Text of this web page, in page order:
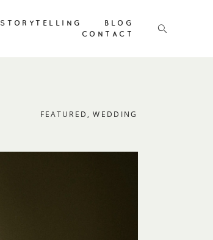
STORYTELLING
BLOG
CONTACT
FEATURED WEDDING